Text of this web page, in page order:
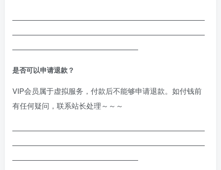
——————————————————————————
——————————————————————————
—————————————————
是否可以申请退款？
VIP会员属于虚拟服务，付款后不能够申请退款。如付钱前
有任何疑问，联系站长处理～～～
——————————————————————————
——————————————————————————
—————————————————